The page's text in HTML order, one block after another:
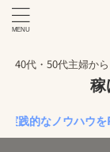
40代・50代主婦か
稼
ノウハウをPDFで